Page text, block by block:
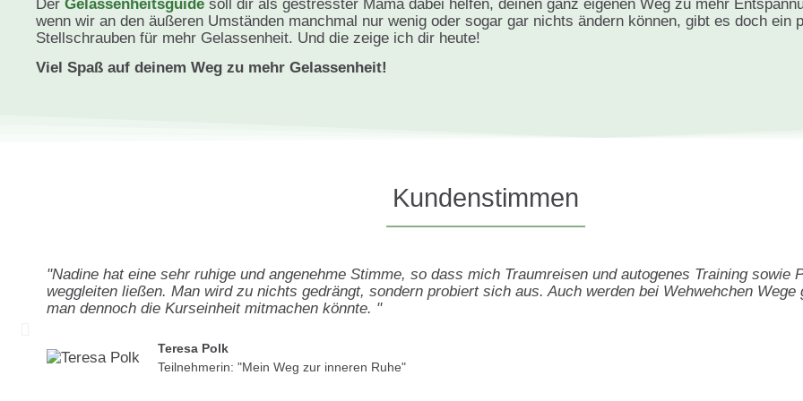
Der Gelassenheitsguide soll dir als gestresster Mama dabei helfen, deinen ganz eigenen Weg zu mehr
wenn wir an den äußeren Umständen manchmal nur wenig oder sogar gar nichts ändern können, gibt es doch ein
Stellschrauben für mehr Gelassenheit. Und die zeige ich dir heute!
Viel Spaß auf deinem Weg zu mehr Gelassenheit!
Kundenstimmen
"Nadine hat eine sehr ruhige und angenehme Stimme, so dass mich Traumreisen und autogenes Training sowie
weggleiten ließen. Man wird zu nichts gedrängt, sondern probiert sich aus. Auch werden bei Wehwehchen Wege
man dennoch die Kurseinheit mitmachen könnte. "
Teresa Polk
Teilnehmerin: "Mein Weg zur inneren Ruhe"